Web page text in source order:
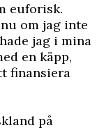
euforisk.
om jag inte
jag i mina
en käpp,
finansiera
på